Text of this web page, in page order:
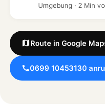
Umgebung · 2 Min
Route in Google
0699 10453130